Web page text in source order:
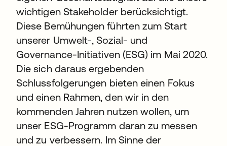
wichtigen Stakeholder berücksichtigt.
Diese Bemühungen führten zum Start
unserer Umwelt-, Sozial- und
Governance-Initiativen (ESG) im Mai 2020.
Die sich daraus ergebenden
Schlussfolgerungen bieten einen Fokus
und einen Rahmen, den wir in den
kommenden Jahren nutzen wollen, um
unser ESG-Programm daran zu messen
und zu verbessern. Im Sinne der